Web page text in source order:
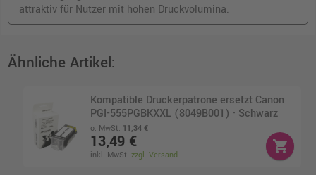
attraktiv für Nutzer mit hohen Druckvolumina.
Ähnliche Artikel:
Kompatible Druckerpatrone ersetzt Canon
PGI-555PGBKXXL (8049B001) · Schwarz
o. MwSt. 11,34 €
13,49 €
inkl. MwSt.zzgl. Versand
shopping_cart